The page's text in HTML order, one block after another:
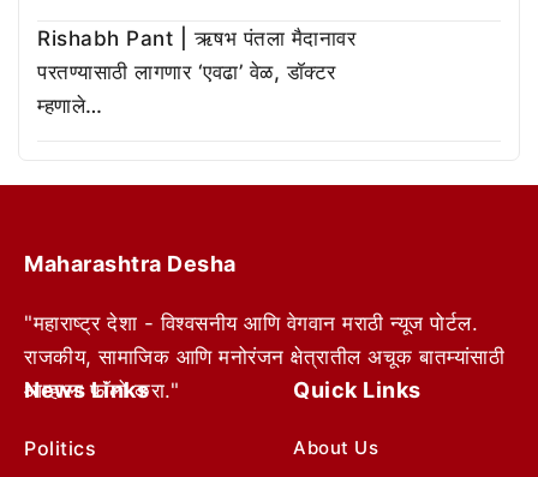
Rishabh Pant | ऋषभ पंतला मैदानावर
परतण्यासाठी लागणार ‘एवढा’ वेळ, डॉक्टर
म्हणाले…
Maharashtra Desha
"महाराष्ट्र देशा - विश्वसनीय आणि वेगवान मराठी न्यूज पोर्टल.
राजकीय, सामाजिक आणि मनोरंजन क्षेत्रातील अचूक बातम्यांसाठी
आम्हाला फॉलो करा."
News Links
Politics
Quick Links
About Us